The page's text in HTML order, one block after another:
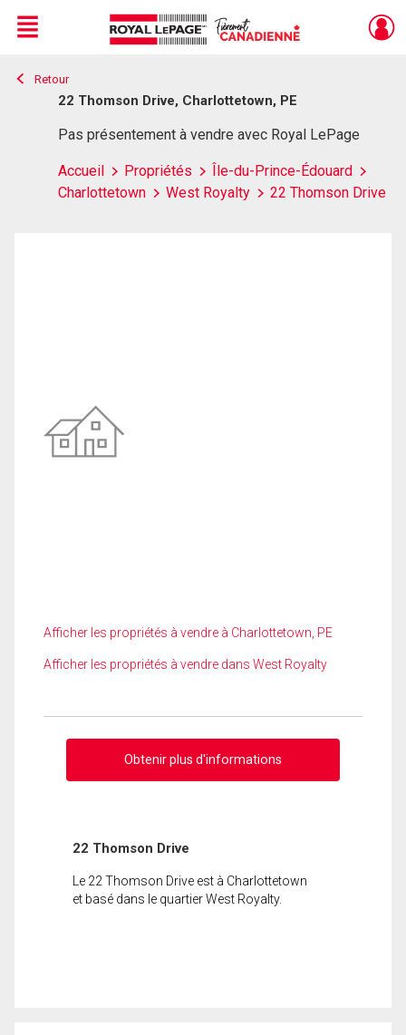
Live
En Direct
Menu
Retour
22 Thomson Drive, Charlottetown, PE
Pas présentement à vendre avec Royal LePage
Accueil Propriétés
Île-du-Prince-Édouard
Charlottetown
West Royalty 22 Thomson Drive
Afficher les propriétés à vendre à Charlottetown, PE
Afficher les propriétés à vendre dans West Royalty
Obtenir plus d'informations
22 Thomson Drive
Le 22 Thomson Drive est à Charlottetown
et basé dans le quartier West Royalty.